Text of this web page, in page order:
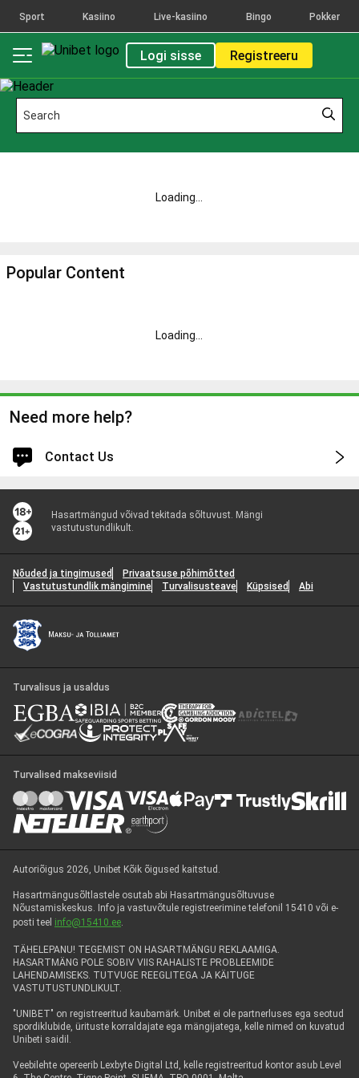
Sport Kasiino Live-kasiino Bingo Pokker
Logi sisse Registreeru
Loading...
Popular Content
Loading
Need more help?
Contact Us
Log in
Continue without logging in
1 Contact Options
Hasartmängud võivad tekitada sõltuvust. Mängi
vastutustundlikult.
Nõuded ja tingimused
Privaatsuse põhimõtted
Vastutustundlik mängimine
Turvalisusteave Küpsised Abi
Turvalisus ja usaldus
Turvalised makseviisid
Autoriõigus 2026, Unibet Kõik õigused kaitstud.
Hasartmängusõltlastele osutab abi Hasartmängusõltuvuse
Nõustamiskeskus. Info ja vastuvõtule registreerimine telefonil 15410 või e-
posti teel info@15410.ee.
TÄHELEPANU! TEGEMIST ON HASARTMÄNGU REKLAAMIGA.
HASARTMÄNG POLE SOBIV VIIS RAHALISTE PROBLEEMIDE
LAHENDAMISEKS. TUTVUGE REEGLITEGA JA KÄITUGE
VASTUTUSTUNDLIKULT.
"UNIBET" on registreeritud kaubamärk. Unibet ei ole partnerluses ega seotud
spordiklubide, ürituste korraldajate ega mängijatega, kelle nimed on kuvatud
Unibeti saidil.
Veebilehte opereerib Lexbyte Digital Ltd, kelle registreeritud kontor asub Level